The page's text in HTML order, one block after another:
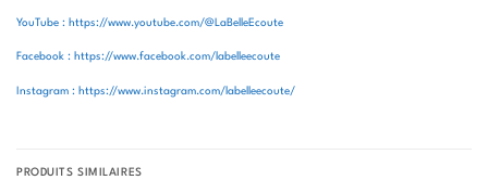
YouTube : https://www.youtube.com/@LaBelleEcoute
Facebook : https://www.facebook.com/labelleecoute
Instagram : https://www.instagram.com/labelleecoute/
PRODUITS SIMILAIRES